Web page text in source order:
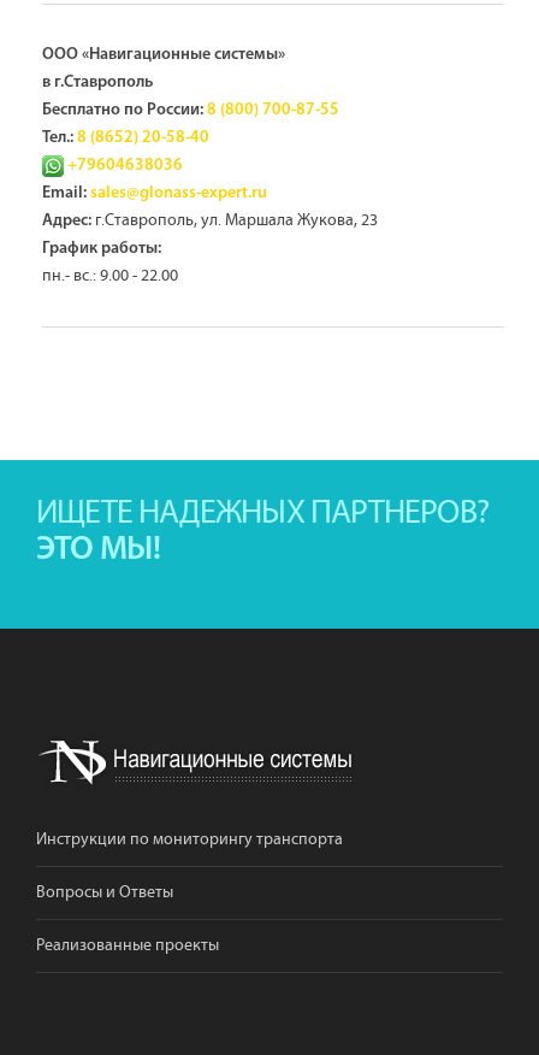
ООО «Навигационные системы»
в г.Ставрополь
Бесплатно по России: 8 (800) 700-87-55
Тел.: 8 (8652) 20-58-40
+79604638036
Email: sales@glonass-expert.ru
Адрес: г.Ставрополь, ул. Маршала Жукова, 23
График работы:
пн.- вс.: 9.00 - 22.00
ИЩЕТЕ НАДЕЖНЫХ ПАРТНЕРОВ?
ЭТО МЫ!
Инструкции по мониторингу транспорта
Вопросы и Ответы
Реализованные проекты